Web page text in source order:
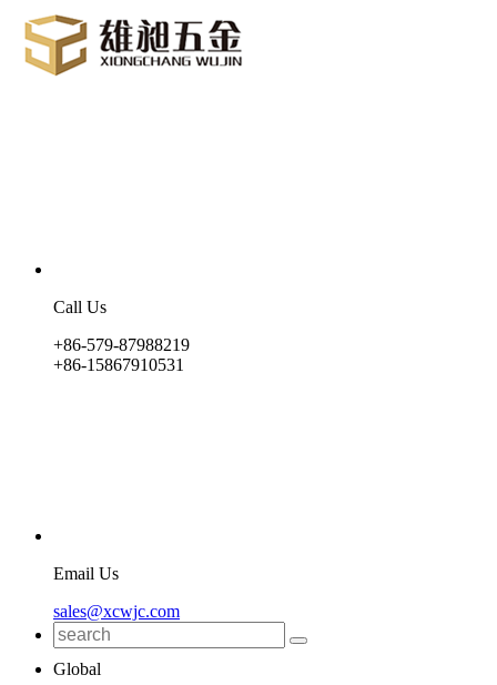
Call Us
+86-579-87988219
+86-15867910531
Email Us
sales@xcwjc.com
Global